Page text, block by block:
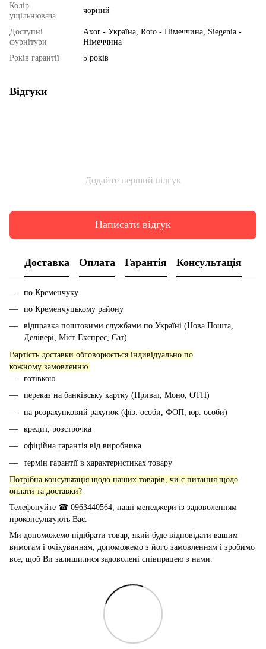
Колір
ущільнювача
чорний
Доступні
фурнітури
Axor - Україна, Roto - Німеччина, Siegenia -
Німеччина
Років гарантії
5 років
Відгуки
Додайте перший відгук
Написати відгук
Доставка Оплата Гарантія Консультація
по Кременчуку
по Кременчуцькому району
відправка поштовими службами по Україні (Нова Пошта,
Делівері, Міст Експрес, Сат)
Вартість доставки обговорюється індивідуально по
кожному замовленню.
готівкою
переказ на банківську картку (Приват, Моно, ОТП)
на розрахунковий рахунок (фіз. особи, ФОП, юр. особи)
кредит, розстрочка
офіційна гарантія від виробника
термін гарантії в характеристиках товару
Потрібна консультація щодо наших товарів, чи є питання щодо
оплати та доставки?
Телефонуйте ☎ 0963440564, наші менеджери із задоволенням
проконсультують Вас.
Ми допоможемо підібрати товар, який буде відповідати вашим
вимогам і очікуванням, допоможемо з його замовленням і зробимо
все, щоб Ви залишилися задоволені співпрацею з нами.